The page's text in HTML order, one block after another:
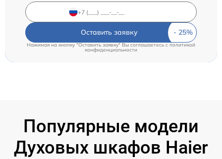
Оставить заявку
Нажимая на кнопку "Оставить заявку" Вы соглашаетесь c политикой
конфиденциальности
Популярные модели
Духовых шкафов Haier